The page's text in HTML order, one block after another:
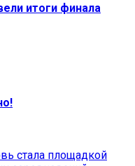
итоги финала